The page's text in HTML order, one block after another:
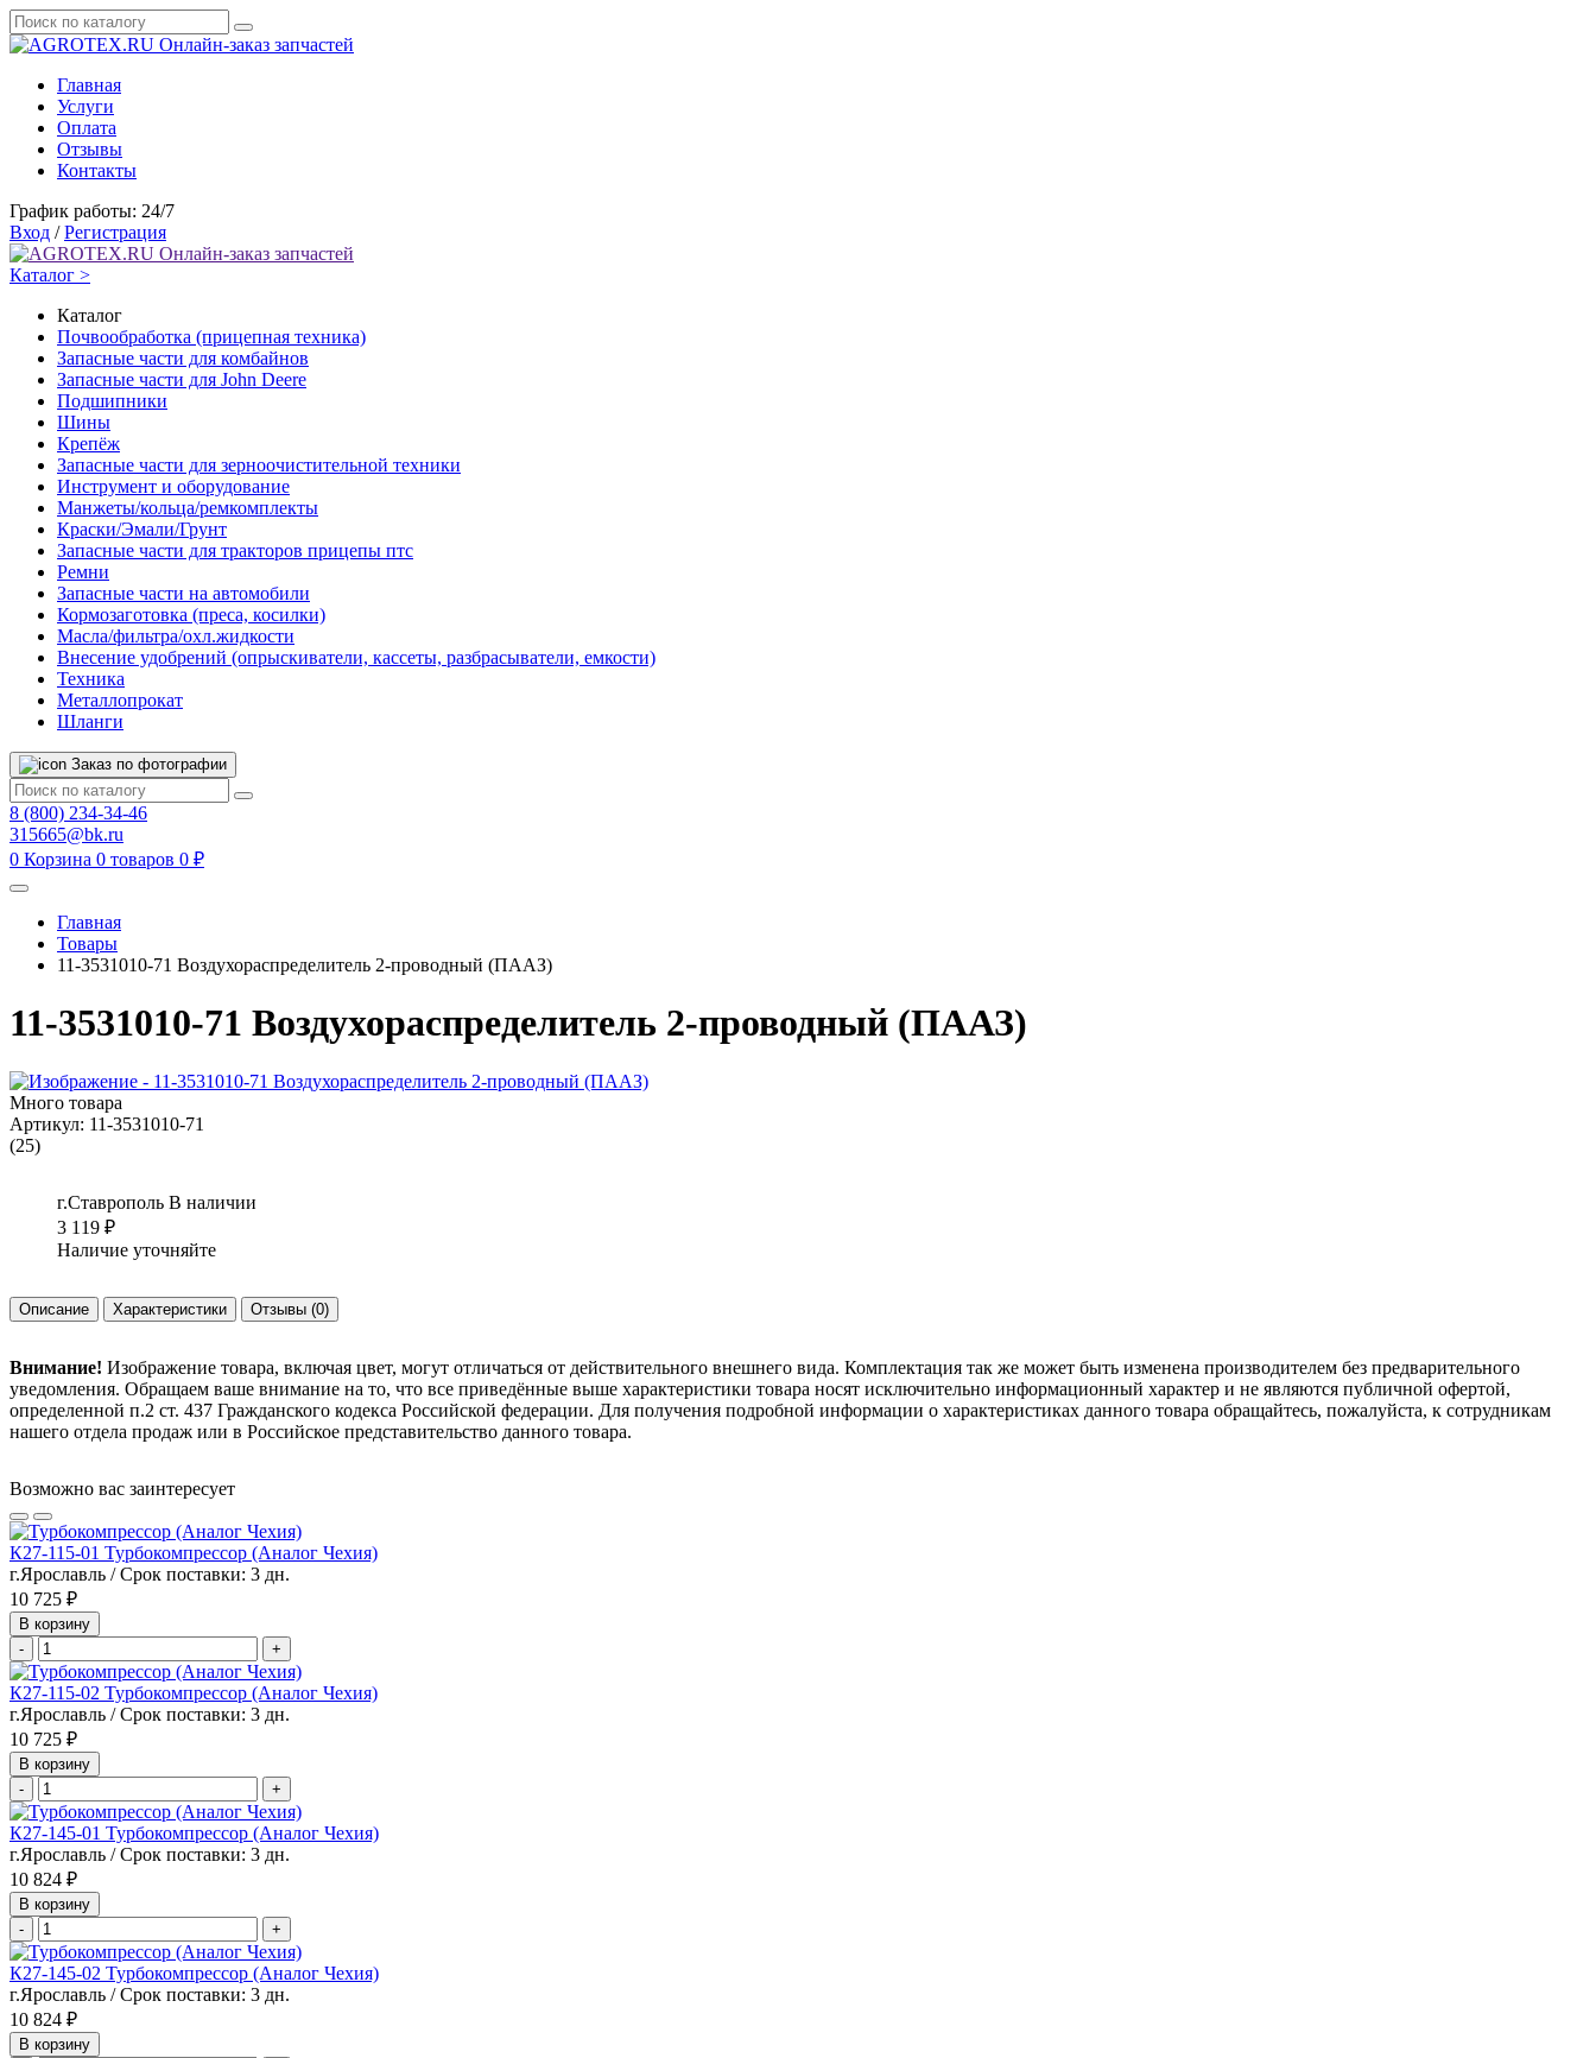
Онлайн-заказ запчастей
Главная
Услуги
Оплата
Отзывы
Контакты
График работы: 24/7
Вход / Регистрация
Онлайн-заказ запчастей
Каталог >
Каталог
Почвообработка (прицепная техника)
Запасные части для комбайнов
Запасные части для John Deere
Подшипники
Шины
Крепёж
Запасные части для зерноочистительной техники
Инструмент и оборудование
Манжеты/кольца/ремкомплекты
Краски/Эмали/Грунт
Запасные части для тракторов прицепы птс
Ремни
Запасные части на автомобили
Кормозаготовка (преса, косилки)
Масла/фильтра/охл.жидкости
Внесение удобрений (опрыскиватели, кассеты, разбрасыватели, емкости)
Техника
Металлопрокат
Шланги
Заказ по фотографии
8 (800) 234-34-46
315665@bk.ru
0 Корзина 0 товаров 0 ₽
Главная
Товары
11-3531010-71 Воздухораспределитель 2-проводный (ПААЗ)
11-3531010-71 Воздухораспределитель 2-проводный (ПААЗ)
Много товара
Артикул: 11-3531010-71
(25)
г.Ставрополь В наличии
3 119 ₽
Наличие уточняйте
Описание Характеристики Отзывы (0)
Внимание! Изображение товара, включая цвет, могут отличаться от действительного внешнего вида. Комплектация так же может быть изменена производителем без предварительного
уведомления. Обращаем ваше внимание на то, что все приведённые выше характеристики товара носят исключительно информационный характер и не являются публичной офертой,
определенной п.2 ст. 437 Гражданского кодекса Российской федерации. Для получения подробной информации о характеристиках данного товара обращайтесь, пожалуйста, к сотрудникам
нашего отдела продаж или в Российское представительство данного товара.
Возможно вас заинтересует
К27-115-01 Турбокомпрессор (Аналог Чехия)
г.Ярославль / Срок поставки: 3 дн.
10 725 ₽
В корзину
-
+
К27-115-02 Турбокомпрессор (Аналог Чехия)
г.Ярославль / Срок поставки: 3 дн.
10 725 ₽
В корзину
-
+
К27-145-01 Турбокомпрессор (Аналог Чехия)
г.Ярославль / Срок поставки: 3 дн.
10 824 ₽
В корзину
-
+
К27-145-02 Турбокомпрессор (Аналог Чехия)
г.Ярославль / Срок поставки: 3 дн.
10 824 ₽
В корзину